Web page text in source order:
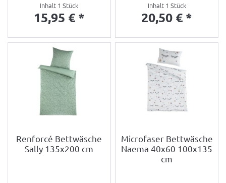
Inhalt 1 Stück
15,95 € *
Inhalt 1 Stück
20,50 € *
Renforcé Bettwäsche
Sally 135x200 cm
Microfaser Bettwäsche
Naema 40x60 100x135
cm